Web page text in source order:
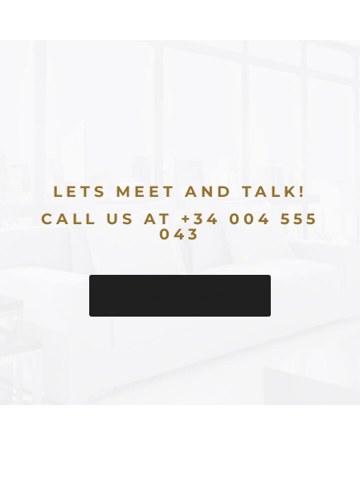
LETS MEET AND TALK!
CALL US AT +34 004 555
043